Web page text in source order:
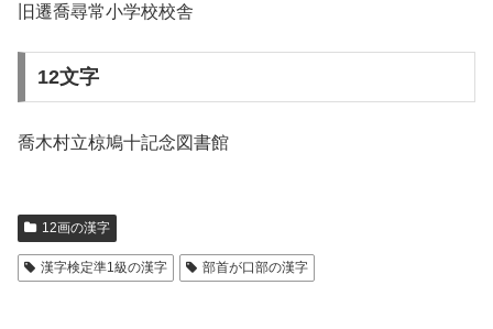
旧遷喬尋常小学校校舎
12文字
喬木村立椋鳩十記念図書館
12画の漢字
漢字検定準1級の漢字 部首が口部の漢字